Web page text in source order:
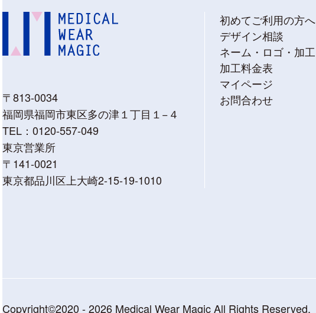
〒813-0034
福岡県福岡市東区多の津１丁目１−４
TEL： 0120-557-049
東京営業所
〒141-0021
東京都品川区上大崎2-15-19-1010
初めてご利用の方へ
デザイン相談
ネーム・ロゴ・加工
加工料金表
マイページ
お問合わせ
Copyright©2020 - 2026 Medical Wear Magic All Rights Reserved.